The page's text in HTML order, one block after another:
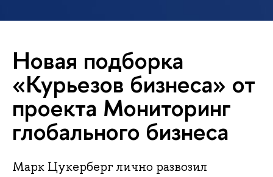
Новая подборка
«Курьезов бизнеса» от
проекта Мониторинг
глобального бизнеса
Марк Цукерберг лично развозил